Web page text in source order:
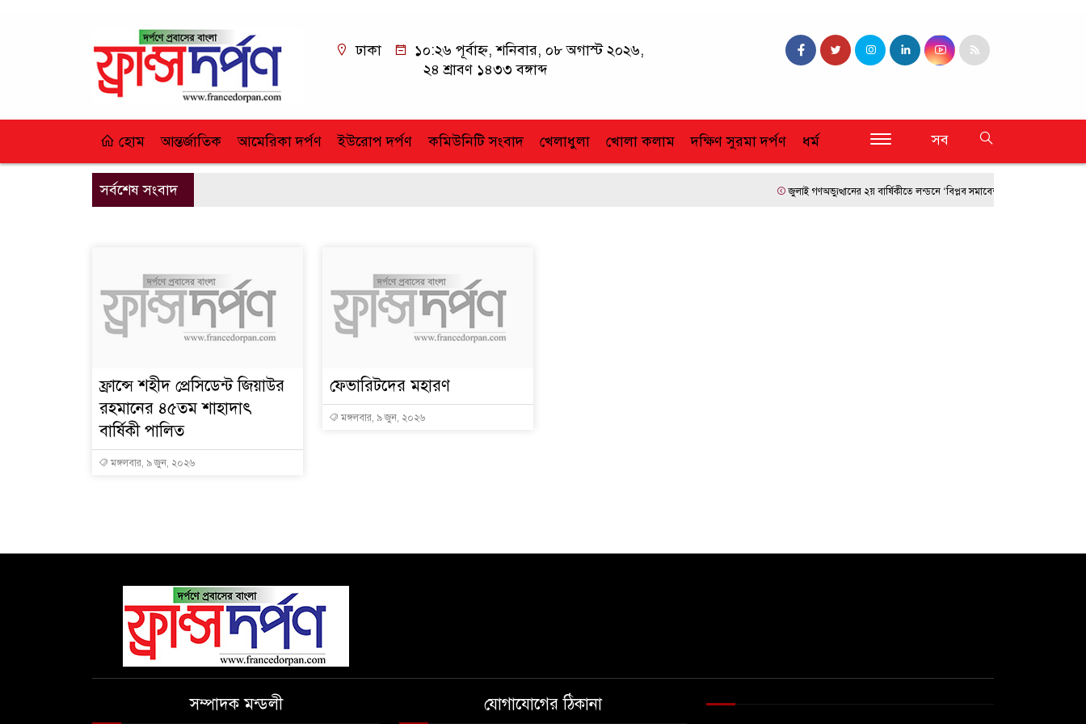
ঢাকা
১০:২৬ পূর্বাহ্ন, শনিবার, ০৮ অগাস্ট ২০২৬,
২৪ শ্রাবণ ১৪৩৩ বঙ্গাব্দ
হোম আন্তর্জাতিক আমেরিকা দর্পণ ইউরোপ দর্পণ কমিউনিটি সংবাদ খেলাধুলা খোলা কলাম দক্ষিণ সুরমা দর্পণ ধর্ম সব
সর্বশেষ সংবাদ জুলাই গণঅভ্যুত্থানের ২য় বার্ষিকীতে লন্ডনে ‘বিপ্লব সমাবেশ’
ফ্রান্সে শহীদ প্রেসিডেন্ট জিয়াউর
রহমানের ৪৫তম শাহাদাৎ
বার্ষিকী পালিত
মঙ্গলবার, ৯ জুন, ২০২৬
ফেভারিটদের মহারণ
মঙ্গলবার, ৯ জুন, ২০২৬
সম্পাদক মন্ডলী যোগাযোগের ঠিকানা